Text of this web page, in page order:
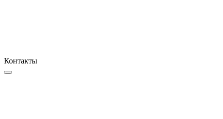
Контакты